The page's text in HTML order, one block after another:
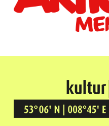
Kultur Vor Ort
BREMEN GRÖPELINGEN